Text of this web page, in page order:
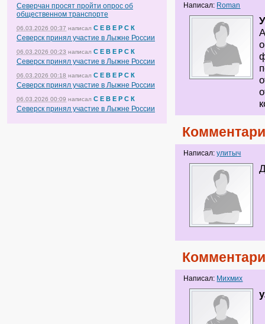
Северчан просят пройти опрос об
общественном транспорте
06.03.2026 00:37 написал С Е В Е Р С К
Северск принял участие в Лыжне России
06.03.2026 00:23 написал С Е В Е Р С К
Северск принял участие в Лыжне России
06.03.2026 00:18 написал С Е В Е Р С К
Северск принял участие в Лыжне России
06.03.2026 00:09 написал С Е В Е Р С К
Северск принял участие в Лыжне России
Написал: Roman
Написал:улитыч
Написал: Михмих